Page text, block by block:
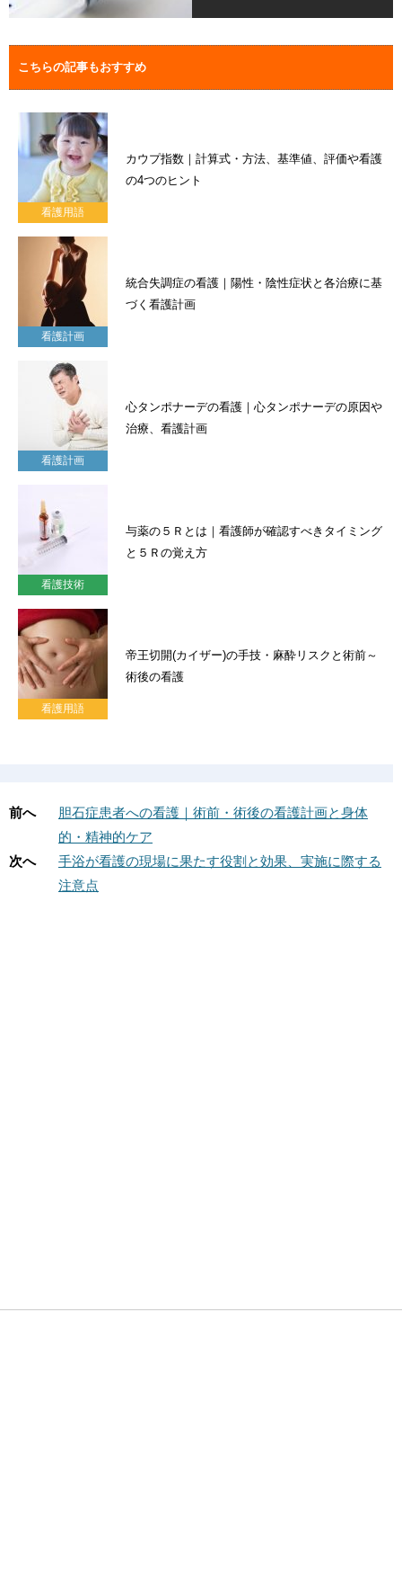
こちらの記事もおすすめ
看護用語
カウプ指数｜計算式・方法、基準値、評価や看護
の4つのヒント
看護計画
統合失調症の看護｜陽性・陰性症状と各治療に基
づく看護計画
看護計画
心タンポナーデの看護｜心タンポナーデの原因や
治療、看護計画
看護技術
与薬の５Ｒとは｜看護師が確認すべきタイミング
と５Ｒの覚え方
看護用語
帝王切開(カイザー)の手技・麻酔リスクと術前～
術後の看護
前へ
胆石症患者への看護｜術前・術後の看護計画と身体
的・精神的ケア
次へ
手浴が看護の現場に果たす役割と効果、実施に際する
注意点